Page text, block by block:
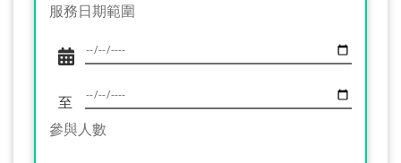
服務日期範圍
至
參與人數